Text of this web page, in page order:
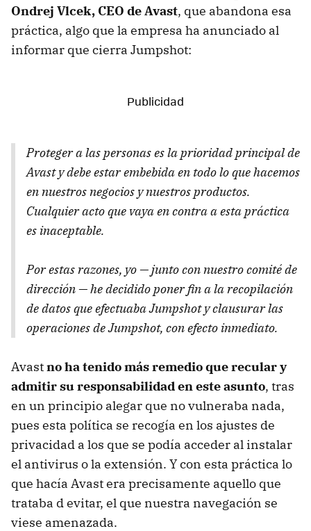
Ondrej Vlcek, CEO de Avast, que abandona esa
práctica, algo que la empresa ha anunciado al
informar que cierra Jumpshot:
Proteger a las personas es la prioridad principal de
Avast y debe estar embebida en todo lo que hacemos
en nuestros negocios y nuestros productos.
Cualquier acto que vaya en contra a esta práctica
es inaceptable.
Por estas razones, yo — junto con nuestro comité de
dirección — he decidido poner fin a la recopilación
de datos que efectuaba Jumpshot y clausurar las
operaciones de Jumpshot, con efecto inmediato.
Avastno ha tenido más remedio que recular y
admitir su responsabilidad en este asunto, tras
en un principio alegar que no vulneraba nada,
pues esta política se recogía en los ajustes de
privacidad a los que se podía acceder al instalar
el antivirus o la extensión. Y con esta práctica lo
que hacía Avast era precisamente aquello que
trataba d evitar, el que nuestra navegación se
viese amenazada.